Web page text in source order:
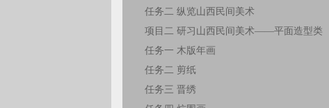
任务二 纵览山西民间美术
项目二 研习山西民间美术——平面造型类
任务一 木版年画
任务二 剪纸
任务三 晋绣